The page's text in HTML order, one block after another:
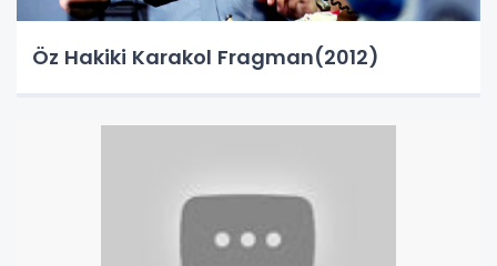
Öz Hakiki Karakol Fragman(2012)